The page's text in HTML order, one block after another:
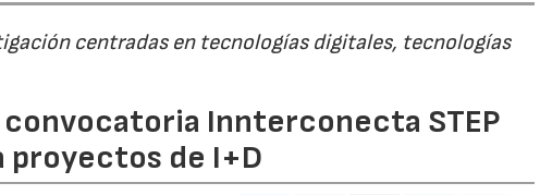
centradas en tecnologías digitales, tecnologías
convocatoria Innterconecta STEP
proyectos de I+D